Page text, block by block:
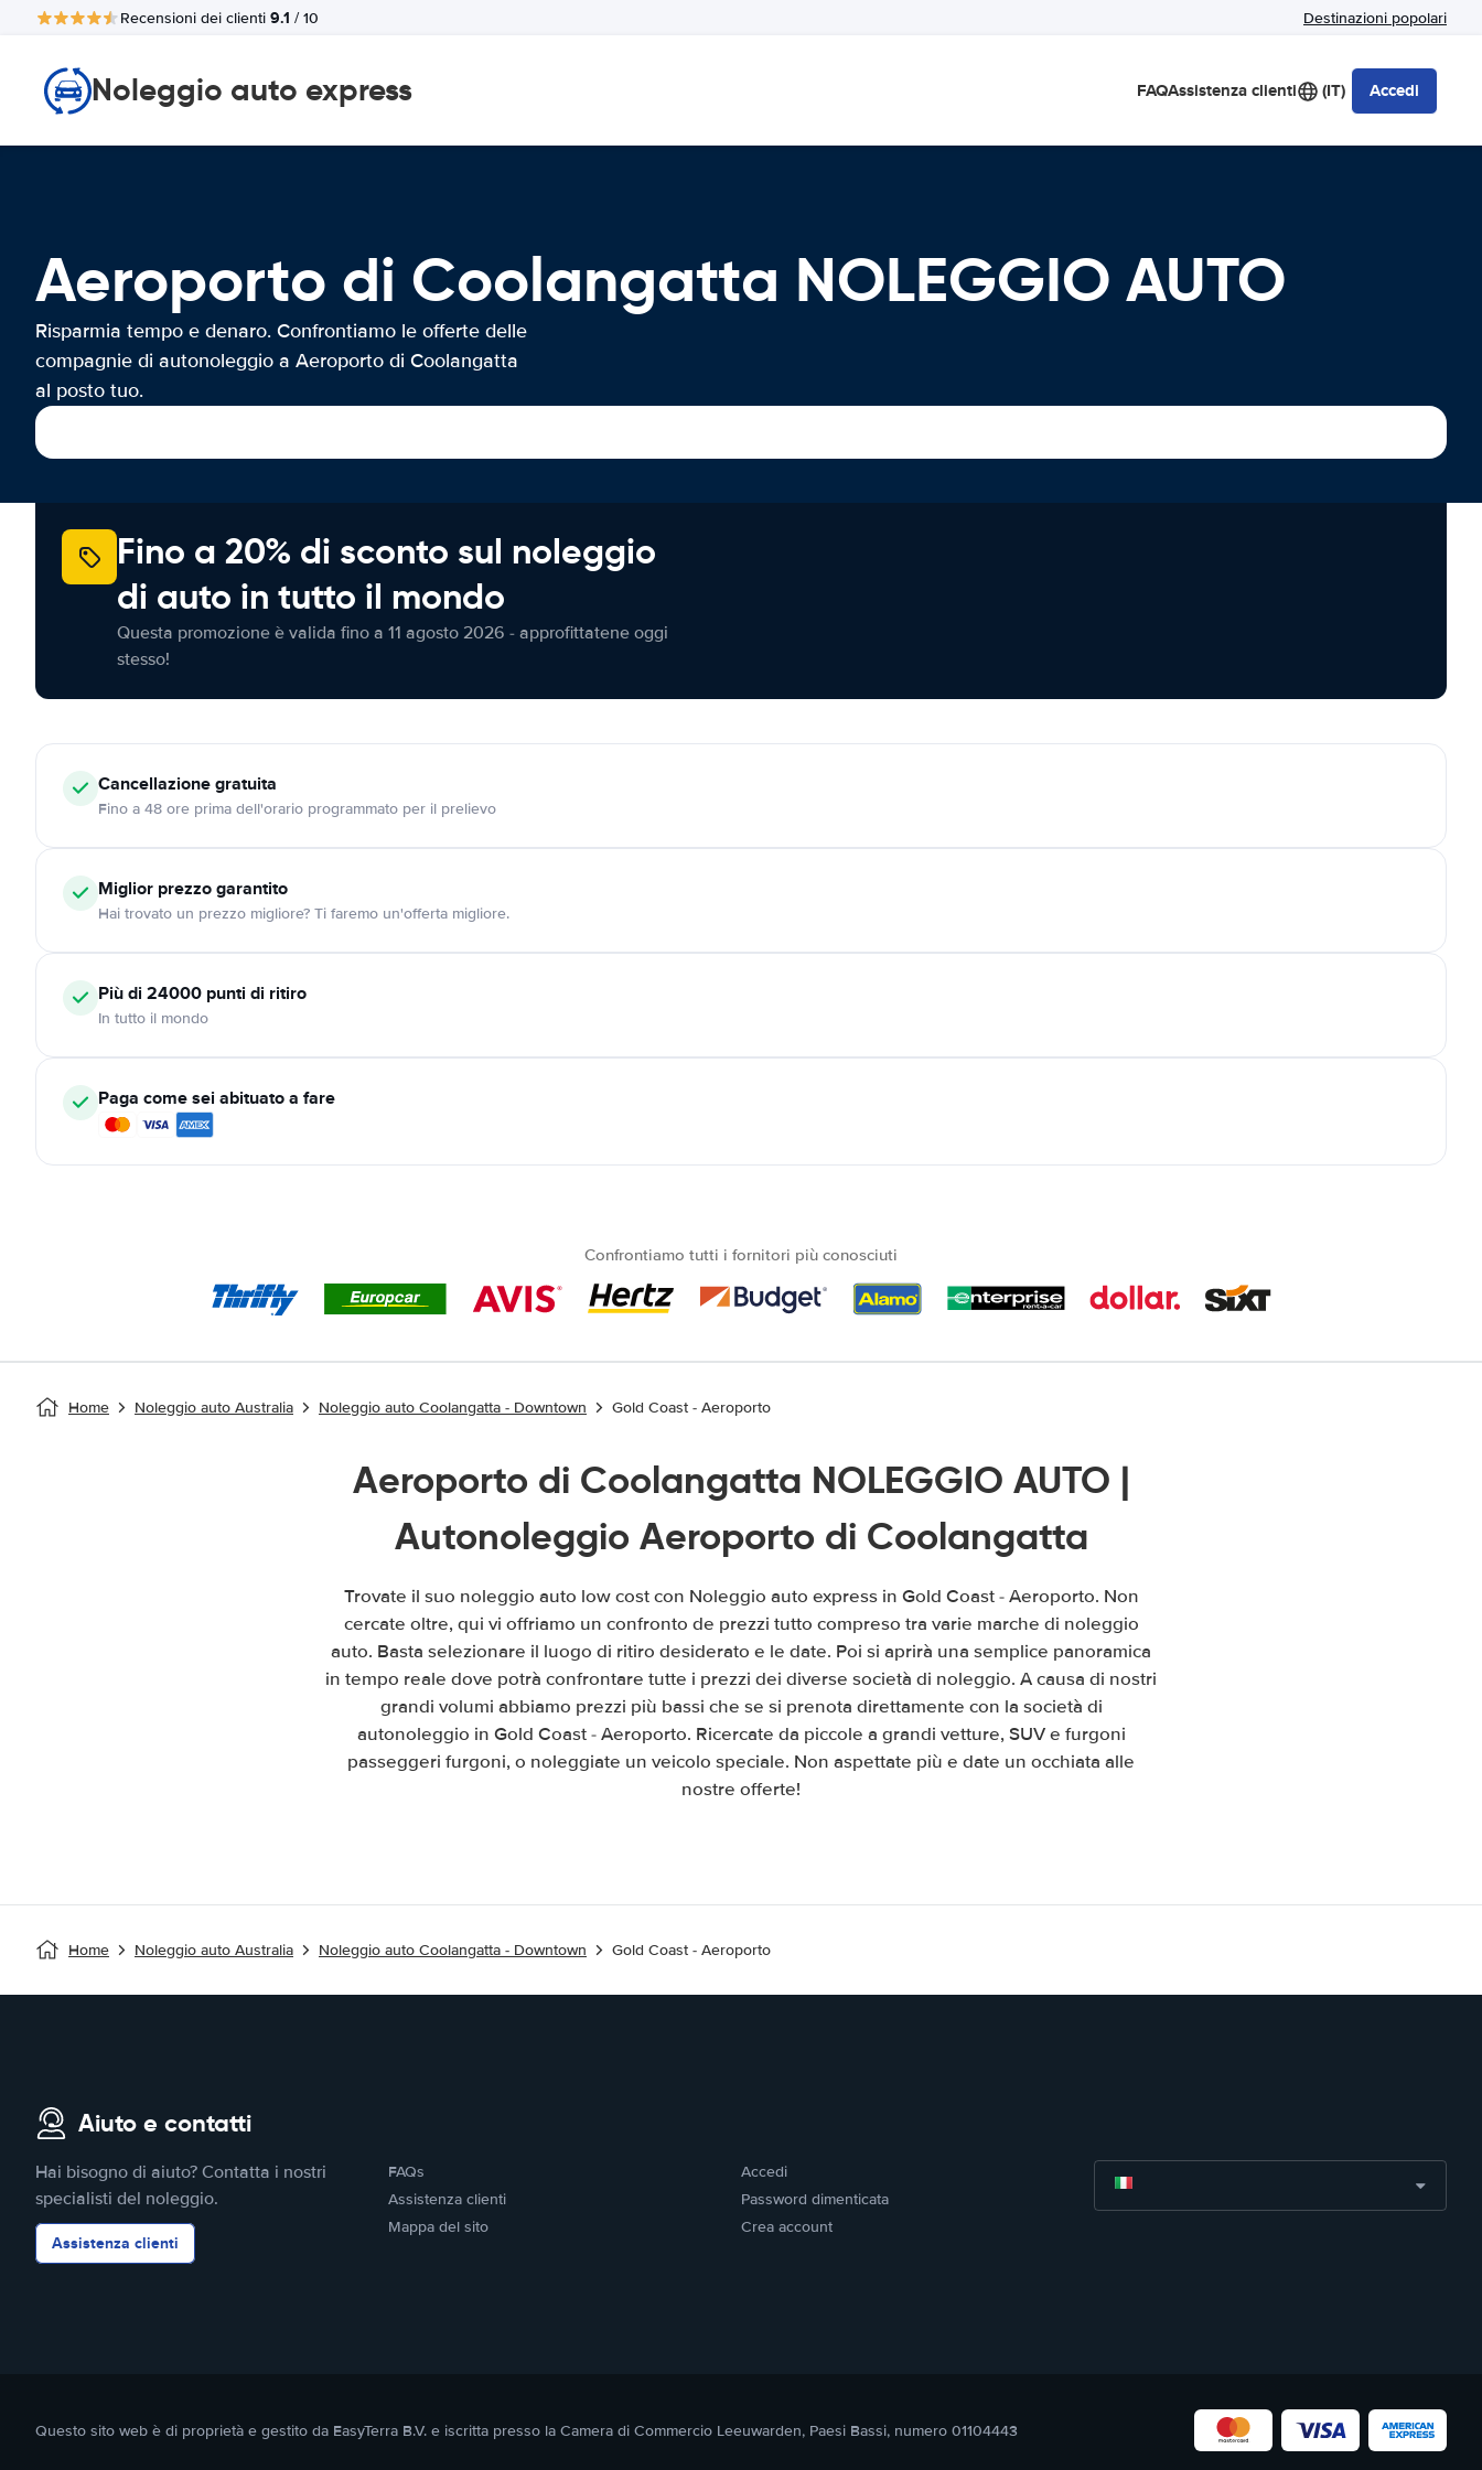
Recensioni dei clienti 9.1 / 10 Destinazioni popolari
Noleggio auto express FAQAssistenza clienti (IT) Accedi
Aeroporto di Coolangatta NOLEGGIO AUTO
Risparmia tempo e denaro. Confrontiamo le offerte delle
compagnie di autonoleggio a Aeroporto di Coolangatta
al posto tuo.
Fino a 20% di sconto sul noleggio
di auto in tutto il mondo
Questa promozione è valida fino a 11 agosto 2026 - approfittatene oggi
stesso!
Cancellazionegratuita
Fino a 48 ore prima dell'orario programmato per il prelievo
Miglior prezzo garantito
Hai trovato un prezzo migliore? Ti faremo un'offerta migliore.
Più di 24000 punti di ritiro
In tutto il mondo
Paga come sei abituato a fare
Confrontiamo tutti i fornitori più conosciuti
Home Noleggio auto Australia Noleggio auto Coolangatta - Downtown Gold Coast - Aeroporto
Aeroporto di Coolangatta NOLEGGIO AUTO |
Autonoleggio Aeroporto di Coolangatta
Trovate il suo noleggio auto low cost con Noleggio auto express in Gold Coast - Aeroporto. Non
cercate oltre, qui vi offriamo un confronto de prezzi tutto compreso tra varie marche di noleggio
auto. Basta selezionare il luogo di ritiro desiderato e le date. Poi si aprirà una semplice panoramica
in tempo reale dove potrà confrontare tutte i prezzi dei diverse società di noleggio. A causa di nostri
grandi volumi abbiamo prezzi più bassi che se si prenota direttamente con la società di
autonoleggio in Gold Coast - Aeroporto. Ricercate da piccole a grandi vetture, SUV e furgoni
passeggeri furgoni, o noleggiate un veicolo speciale. Non aspettate più e date un occhiata alle
nostre offerte!
Home Noleggio auto Australia Noleggio auto Coolangatta - Downtown Gold Coast - Aeroporto
Aiuto e contatti
Hai bisogno di aiuto? Contatta i nostri
specialisti del noleggio.
Assistenza clienti
FAQs
Assistenza clienti
Mappa del sito
Accedi
Password dimenticata
Crea account
Questo sito web è di proprietà e gestito da EasyTerra B.V. e iscritta presso la Camera di Commercio Leeuwarden, Paesi Bassi, numero 01104443